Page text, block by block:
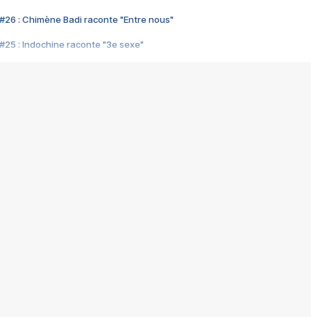
#26 : Chimène Badi raconte "Entre nous"
#25 : Indochine raconte "3e sexe"